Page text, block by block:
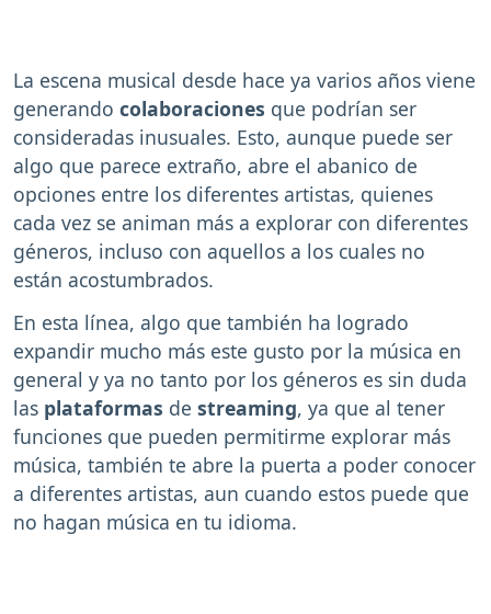
La escena musical desde hace ya varios años viene
generando colaboraciones que podrían ser
consideradas inusuales. Esto, aunque puede ser
algo que parece extraño, abre el abanico de
opciones entre los diferentes artistas, quienes
cada vez se animan más a explorar con diferentes
géneros, incluso con aquellos a los cuales no
están acostumbrados.
En esta línea, algo que también ha logrado
expandir mucho más este gusto por la música en
general y ya no tanto por los géneros es sin duda
las plataformas de streaming, ya que al tener
funciones que pueden permitirme explorar más
música, también te abre la puerta a poder conocer
a diferentes artistas, aun cuando estos puede que
no hagan música en tu idioma.